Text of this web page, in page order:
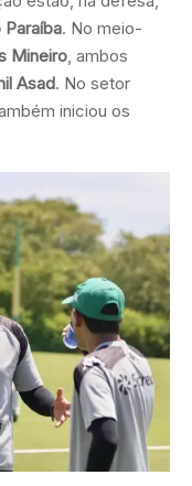
Paraíba. No meio-
Mineiro, ambos
Asad. No setor
iniciou os